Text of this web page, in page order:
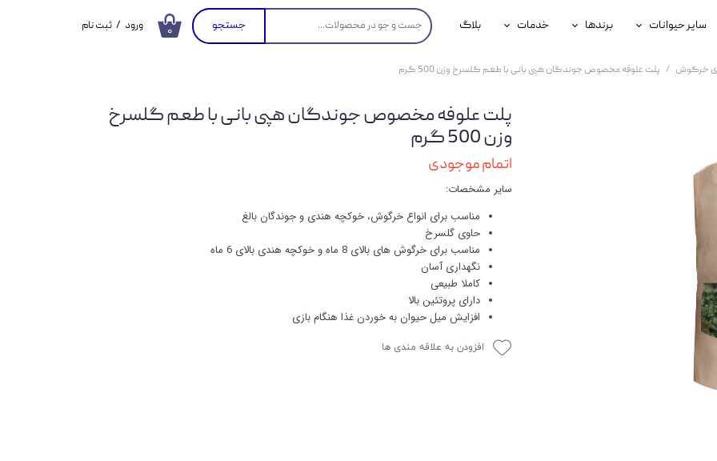
۰ جستجو
سگ
سایر حیوانات
محصولات پرندگان
برندها خدمات
خدمات آنلاین دامپزشکی
بلاگ ورود / ثبت نام
سفارشات
خرگوش پلت علوفه مخصوص جوندگان هپی بانی با طعم گلسرخ وزن 500 گرم
پلت علوفه مخصوص جوندگان هپی بانی با طعم گلسرخ
وزن 500 گرم
اتمام موجودی
سایر مشخصات:
مناسب برای انواع خرگوش، خوکچه هندی و جوندگان بالغ
حاوی گلسرخ
مناسب برای خرگوش های بالای 8 ماه و خوکچه هندی بالای 6 ماه
نگهداری آسان
کاملا طبیعی
دارای پروتئین بالا
افزایش میل حیوان به خوردن غذا هنگام بازی
افزودن به علاقه مندی ها